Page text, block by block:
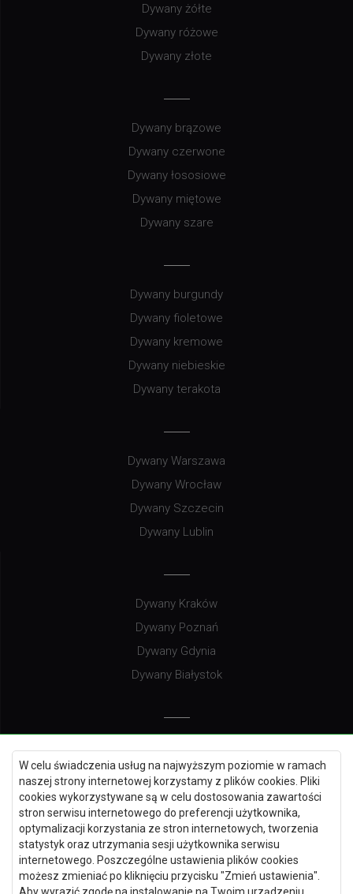
W celu świadczenia usług na najwyższym poziomie w ramach
naszej strony internetowej korzystamy z plików cookies. Pliki
cookies wykorzystywane są w celu dostosowania zawartości
stron serwisu internetowego do preferencji użytkownika,
optymalizacji korzystania ze stron internetowych, tworzenia
statystyk oraz utrzymania sesji użytkownika serwisu
internetowego. Poszczególne ustawienia plików cookies
możesz zmieniać po kliknięciu przycisku "Zmień ustawienia".
Dywany żółte
Dywany różowe
Dywany złote
Dywany brązowe
Dywany czerwone
Dywany łososiowe
Dywany miętowe
Dywany szare
Dywany burgundy
Dywany fioletowe
Dywany kremowe
Dywany niebieskie
Dywany terakota
Dywany Warszawa
Dywany Wrocław
Dywany Szczecin
Dywany Lublin
Dywany Kraków
Dywany Poznań
Dywany Gdynia
Dywany Białystok
Dywany Gdańsk
Dywany Toruń
Dywany Bydgoszcz
Dywany Łódź